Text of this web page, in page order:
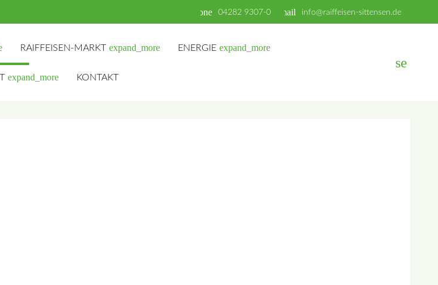
email info@raiffeisen-sittensen.de
phone 04282 9307-0
RAIFFEISEN-MARKT expand_more ENERGIE expand_more
expand_more KONTAKT
search